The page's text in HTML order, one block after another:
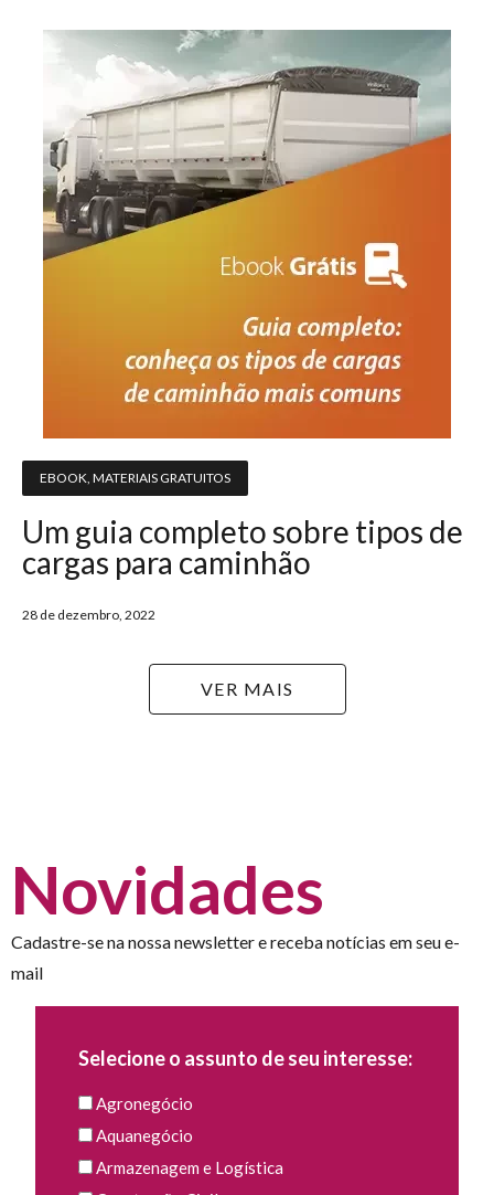
EBOOK MATERIAIS GRATUITOS
Um guia completo sobre tipos de
cargas para caminhão
28 de dezembro, 2022
VER MAIS
Novidades
Cadastre-se na nossa newsletter e receba notícias em seu e-
mail
Selecione o assunto de seu interesse:
Agronegócio
Aquanegócio
Armazenagem e Logística